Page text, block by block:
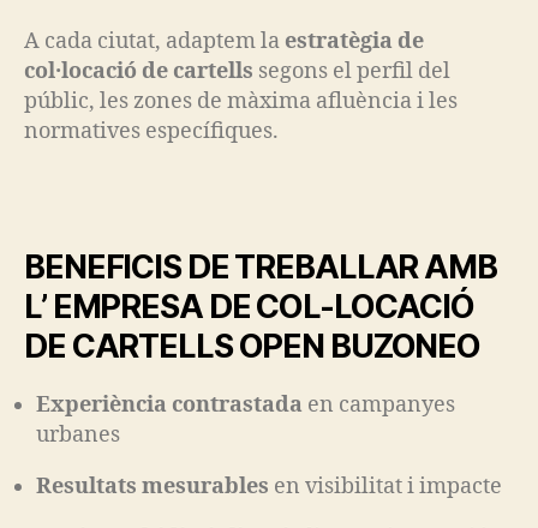
A cada ciutat, adaptem la estratègia de
col·locació de cartells segons el perfil del
públic, les zones de màxima afluència i les
normatives específiques.
BENEFICIS DE TREBALLAR AMB
L’ EMPRESA DE COL-LOCACIÓ
DE CARTELLS OPEN BUZONEO
Experiència contrastada en campanyes
urbanes
Resultats mesurables en visibilitat i impacte